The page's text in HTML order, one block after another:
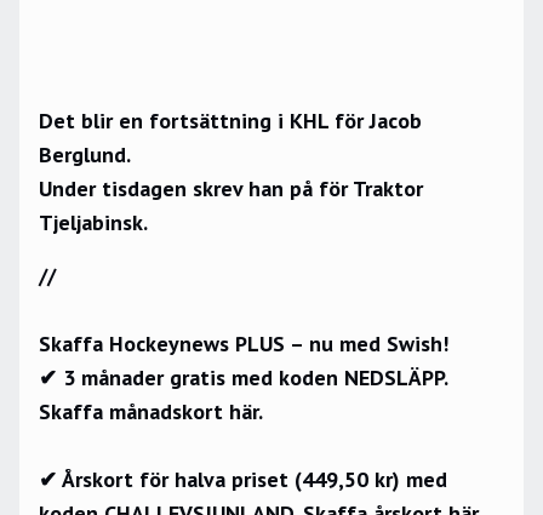
Det blir en fortsättning i KHL för Jacob
Berglund.
Under tisdagen skrev han på för Traktor
Tjeljabinsk.
//
Skaffa Hockeynews PLUS – nu med Swish!
✔ 3 månader gratis med koden NEDSLÄPP.
Skaffa månadskort här.
✔ Årskort för halva priset (449,50 kr) med